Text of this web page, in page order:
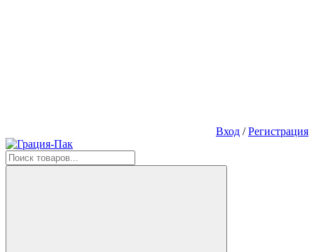
Вход /Регистрация